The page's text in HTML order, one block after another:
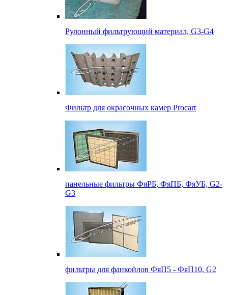
Рулонный фильтрующий материал, G3-G4
Фильтр для окрасочных камер Procart
панельные фильтры ФяРБ, ФяПБ, ФяУБ, G2-
G3
фильтры для фанкойлов ФяП5 - ФяП10, G2